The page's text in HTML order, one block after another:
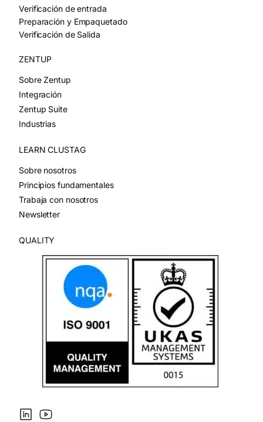
Verificación de entrada
Preparación y Empaquetado
Verificación de Salida
ZENTUP
Sobre Zentup
Integración
Zentup Suite
Industrias
LEARN CLUSTAG
Sobre nosotros
Principios fundamentales
Trabaja con nosotros
Newsletter
QUALITY